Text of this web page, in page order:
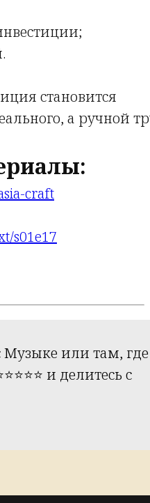
становится
а ручной
craft
s01e17
Музыке или там, где
и делитесь с